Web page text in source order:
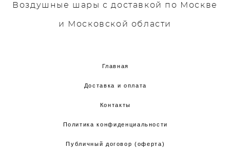
Воздушные шары с доставкой по Москве
и Московской области
Главная
Доставка и оплата
Контакты
Политика конфиденциальности
Публичный договор (оферта)